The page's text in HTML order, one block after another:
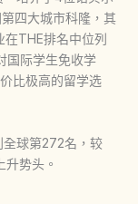
四大城市科隆，其
在THE排名中位列
国际学生免收学
比极高的留学选
球第272名，较
势头。